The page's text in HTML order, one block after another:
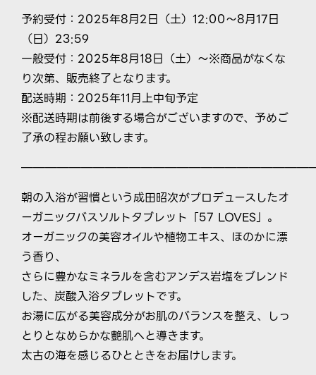
予約受付：2025年8月2日（土）12:00～8月17日
（日）23:59
一般受付：2025年8月18日（土）〜※商品がなくな
り次第、販売終了となります。
配送時期：2025年11月上中旬予定
※配送時期は前後する場合がございますので、予めご
了承の程お願い致します。
朝の入浴が習慣という成田昭次がプロデュースしたオ
ーガニックバスソルトタブレット「57 LOVES」。
オーガニックの美容オイルや植物エキス、ほのかに漂
う香り、
さらに豊かなミネラルを含むアンデス岩塩をブレンド
した、炭酸入浴タブレットです。
お湯に広がる美容成分がお肌のバランスを整え、しっ
とりとなめらかな艶肌へと導きます。
太古の海を感じるひとときをお届けします。